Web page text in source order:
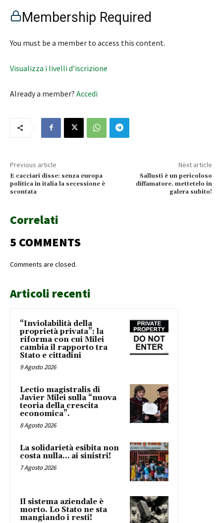
Membership Required
You must be a member to access this content.
Visualizza i livelli d’iscrizione
Already a member? Accedi
Previous article
E cacciari disse: senza europa
politica in italia la secessione è
scontata
Next article
Sallusti è un pericoloso
diffamatore. mettetelo in
galera subito!
Correlati
5 COMMENTS
Comments are closed.
Articoli recenti
“Inviolabilità della
proprietà privata”: la
riforma con cui Milei
cambia il rapporto tra
Stato e cittadini
9 Agosto 2026
Lectio magistralis di
Javier Milei sulla “nuova
teoria della crescita
economica”.
8 Agosto 2026
La solidarietà esibita non
costa nulla… ai sinistri!
7 Agosto 2026
Il sistema aziendale è
morto. Lo Stato ne sta
mangiando i resti!